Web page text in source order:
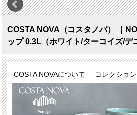
COSTA NOVA（コスタノバ） ｜
ップ 0.3L（ホワイト/ターコイズ/デ
COSTA NOVAについて コレクショ